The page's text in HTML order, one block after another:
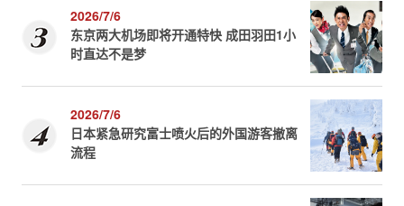
2026/7/6
东京两大机场即将开通特快 成田羽田1小
时直达不是梦
2026/7/6
日本紧急研究富士喷火后的外国游客撤离
流程